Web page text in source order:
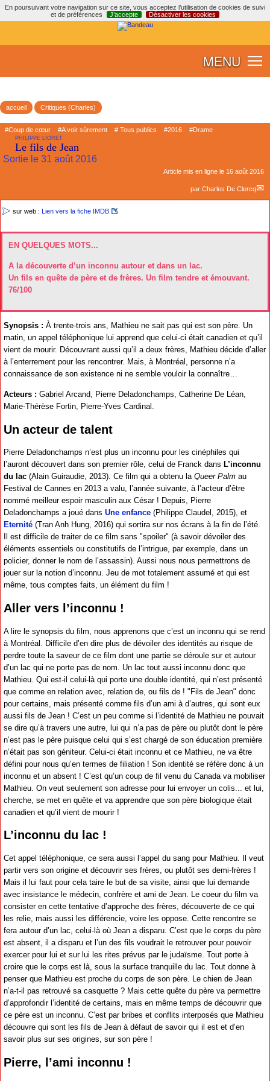
En poursuivant votre navigation sur ce site, vous acceptez l’utilisation de cookies de suivi
et de préférences
J’accepte Désactiver les cookies
MENU
accueil Critiques (Charles)
#Coup de cœur #A voir sûrement # Tous publics #2016 #Drame
PHILIPPE LIORET
Le fils de Jean
Sortie le 31 août 2016
Article mis en ligne le 16 août 2016
par Charles De Clercq
EN QUELQUES MOTS...
A la découverte d’un inconnu autour et dans un lac.
Un fils en quête de père et de frères. Un film tendre et émouvant.
76/100
sur web : Lien vers la fiche IMDB
Synopsis : À trente-trois ans, Mathieu ne sait pas qui est son père. Un
matin, un appel téléphonique lui apprend que celui-ci était canadien et qu’il
vient de mourir. Découvrant aussi qu’il a deux frères, Mathieu décide d’aller
à l’enterrement pour les rencontrer. Mais, à Montréal, personne n’a
connaissance de son existence ni ne semble vouloir la connaître…
Acteurs : Gabriel Arcand, Pierre Deladonchamps, Catherine De Léan,
Marie-Thérèse Fortin, Pierre-Yves Cardinal.
Un acteur de talent
Pierre Deladonchamps n’est plus un inconnu pour les cinéphiles qui
l’auront découvert dans son premier rôle, celui de Franck dans L’inconnu
du lac (Alain Guiraudie, 2013). Ce film qui a obtenu la Queer Palm au
Festival de Cannes en 2013 a valu, l’année suivante, à l’acteur d’être
nommé meilleur espoir masculin aux César ! Depuis, Pierre
Deladonchamps a joué dans Une enfance (Philippe Claudel, 2015), et
Eternité (Tran Anh Hung, 2016) qui sortira sur nos écrans à la fin de l’été.
Il est difficile de traiter de ce film sans "spoiler" (à savoir dévoiler des
éléments essentiels ou constitutifs de l’intrigue, par exemple, dans un
policier, donner le nom de l’assassin). Aussi nous nous permettrons de
jouer sur la notion d’inconnu. Jeu de mot totalement assumé et qui est
même, tous comptes faits, un élément du film !
Aller vers l’inconnu !
A lire le synopsis du film, nous apprenons que c’est un inconnu qui se rend
à Montréal. Difficile d’en dire plus de dévoiler des identités au risque de
perdre toute la saveur de ce film dont une partie se déroule sur et autour
d’un lac qui ne porte pas de nom. Un lac tout aussi inconnu donc que
Mathieu. Qui est-il celui-là qui porte une double identité, qui n’est présenté
que comme en relation avec, relation de, ou fils de ! "Fils de Jean" donc
pour certains, mais présenté comme fils d’un ami à d’autres, qui sont eux
aussi fils de Jean ! C’est un peu comme si l’identité de Mathieu ne pouvait
se dire qu’à travers une autre, lui qui n’a pas de père ou plutôt dont le père
n’est pas le père puisque celui qui s’est chargé de son éducation première
n’était pas son géniteur. Celui-ci était inconnu et ce Mathieu, ne va être
défini pour nous qu’en termes de filiation ! Son identité se réfère donc à un
inconnu et un absent ! C’est qu’un coup de fil venu du Canada va mobiliser
Mathieu. On veut seulement son adresse pour lui envoyer un colis... et lui,
cherche, se met en quête et va apprendre que son père biologique était
canadien et qu’il vient de mourir !
L’inconnu du lac !
Cet appel téléphonique, ce sera aussi l’appel du sang pour Mathieu. Il veut
partir vers son origine et découvrir ses frères, ou plutôt ses demi-frères !
Mais il lui faut pour cela taire le but de sa visite, ainsi que lui demande
avec insistance le médecin, confrère et ami de Jean. Le coeur du film va
consister en cette tentative d’approche des frères, découverte de ce qui
les relie, mais aussi les différencie, voire les oppose. Cette rencontre se
fera autour d’un lac, celui-là où Jean a disparu. C’est que le corps du père
est absent, il a disparu et l’un des fils voudrait le retrouver pour pouvoir
exercer pour lui et sur lui les rites prévus par le judaïsme. Tout porte à
croire que le corps est là, sous la surface tranquille du lac. Tout donne à
penser que Mathieu est proche du corps de son père. Le chien de Jean
n’a-t-il pas retrouvé sa casquette ? Mais cette quête du père va permettre
d’approfondir l’identité de certains, mais en même temps de découvrir que
ce père est un inconnu. C’est par bribes et conflits interposés que Mathieu
découvre qui sont les fils de Jean à défaut de savoir qui il est et d’en
savoir plus sur ses origines, sur son père !
Pierre, l’ami inconnu !